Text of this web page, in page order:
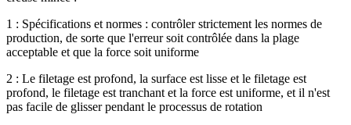
1 : Spécifications et normes : contrôler strictement les normes de
production, de sorte que l'erreur soit contrôlée dans la plage
acceptable et que la force soit uniforme
2 : Le filetage est profond, la surface est lisse et le filetage est
profond, le filetage est tranchant et la force est uniforme, et il n'est
pas facile de glisser pendant le processus de rotation